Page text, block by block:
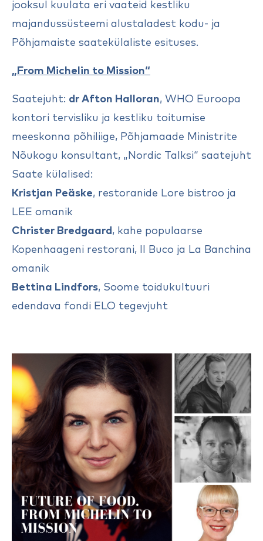
jooksul kuulata eri vaateid kestliku
majandussüsteemi alustaladest kodu- ja
Põhjamaiste saatekülaliste esituses.
„From Michelin to Mission“
Saatejuht: dr Afton Halloran, WHO Euroopa
kontori tervisliku ja kestliku toitumise
meeskonna põhiliige, Põhjamaade Ministrite
Nõukogu konsultant, „Nordic Talksi“ saatejuht
Saate külalised:
Kristjan Peäske, restoranide Lore bistroo ja
LEE omanik
Christer Bredgaard , kahe populaarse
Kopenhaageni restorani, Il Buco ja La Banchina
omanik
Bettina Lindfors, Soome toidukultuuri
edendava fondi ELO tegevjuht